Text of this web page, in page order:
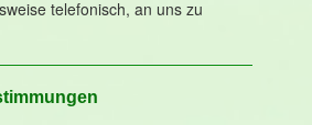
telefonisch, an uns zu